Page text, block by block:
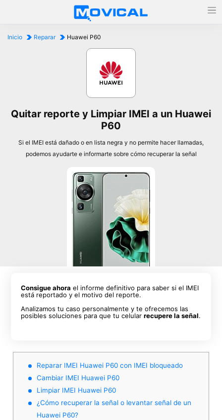
Inicio Reparar Huawei P60
Quitar reporte y Limpiar IMEI a un Huawei
P60
Si el IMEI está dañado o en lista negra y no permite hacer llamadas,
podemos ayudarte e informarte sobre cómo recuperar la señal
Consigue ahora el informe definitivo para saber si el IMEI
está reportado y el motivo del reporte.
Analizamos tu caso personalmente y te ofrecemos las
posibles soluciones para que tu celularrecupere la señal.
Reparar IMEI Huawei P60 con IMEI bloqueado
Cambiar IMEI Huawei P60
Limpiar IMEI Huawei P60
¿Cómo recuperar la señal o levantar señal de un
Huawei P60?